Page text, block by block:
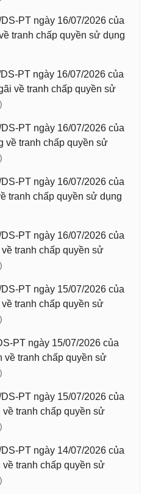
PT ngày 16/07/2026 của
tranh chấp quyền sử dụng
PT ngày 16/07/2026 của
về tranh chấp quyền sử
PT ngày 16/07/2026 của
về tranh chấp quyền sử
PT ngày 16/07/2026 của
tranh chấp quyền sử dụng
PT ngày 16/07/2026 của
tranh chấp quyền sử
PT ngày 15/07/2026 của
tranh chấp quyền sử
PT ngày 15/07/2026 của
về tranh chấp quyền sử
PT ngày 15/07/2026 của
tranh chấp quyền sử
PT ngày 14/07/2026 của
tranh chấp quyền sử